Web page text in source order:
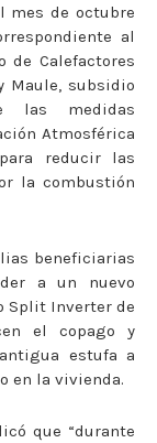
mes de octubre
al
de Calefactores
Maule, subsidio
las medidas
Atmosférica
reducir las
la combustión
beneficiarias
a un nuevo
Split Inverter de
el copago y
estufa a
en la vivienda.
que “durante